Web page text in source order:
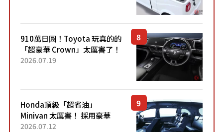
了！...
910萬日圓！Toyota 玩真的的
「超豪華 Crown」太厲害了！
採用由「匠人技藝」打造的
2026.07.19
Honda頂級「超省油」
Minivan 太厲害！ 採用豪華
「真皮座椅」與專屬「黑色內
2026.07.12